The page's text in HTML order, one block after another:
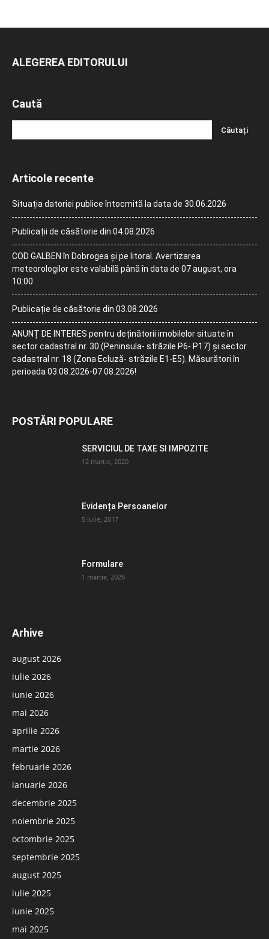
ALEGEREA EDITORULUI
Caută
Articole recente
Situația datoriei publice întocmită la data de 30.06.2026
Publicații de căsătorie din 04.08.2026
COD GALBEN în Dobrogea și pe litoral. Avertizarea
meteorologilor este valabilă până în data de 07 august, ora
10:00
Publicație de căsătorie din 03.08.2026
ANUNȚ DE INTERES pentru deținătorii imobilelor situate în
sector cadastral nr. 30 (Peninsula- străzile P6- P17) și sector
cadastral nr. 18 (Zona Ecluză- străzile E1-E5). Măsurători în
perioada 03.08.2026-07.08.2026!
POSTĂRI POPULARE
SERVICIUL DE TAXE SI IMPOZITE
12 martie, 2020
Evidența Persoanelor
5 iulie, 2017
Formulare
1 martie, 2026
Arhive
august 2026
iulie 2026
iunie 2026
mai 2026
aprilie 2026
martie 2026
februarie 2026
ianuarie 2026
decembrie 2025
noiembrie 2025
octombrie 2025
septembrie 2025
august 2025
iulie 2025
iunie 2025
mai 2025